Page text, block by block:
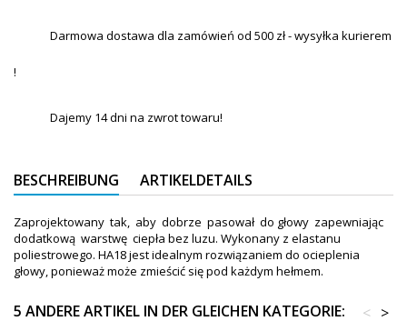
Darmowa dostawa dla zamówień od 500 zł - wysyłka kurierem
!
Dajemy 14 dni na zwrot towaru!
BESCHREIBUNG ARTIKELDETAILS
Zaprojektowany tak, aby dobrze pasował do głowy zapewniając
dodatkową warstwę ciepła bez luzu. Wykonany z elastanu
poliestrowego. HA18 jest idealnym rozwiązaniem do ocieplenia
głowy, ponieważ może zmieścić się pod każdym hełmem.
5 ANDERE ARTIKEL IN DER GLEICHEN KATEGORIE: >
<